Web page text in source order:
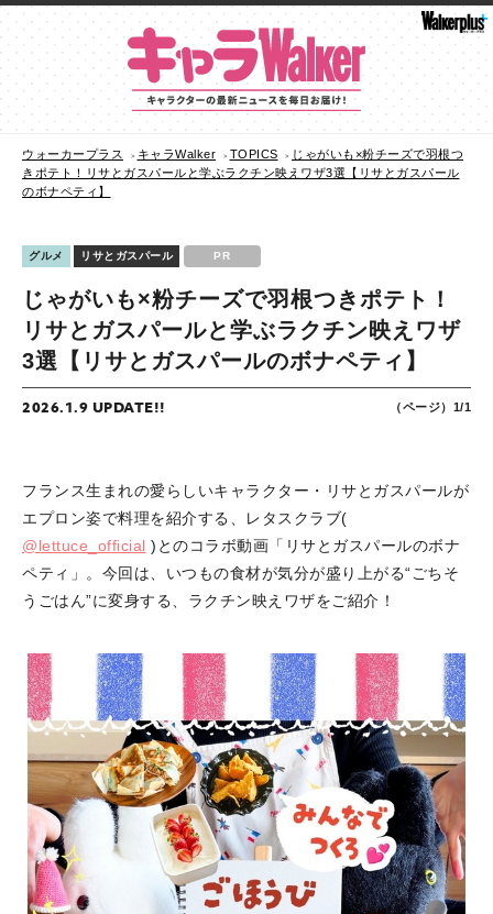
ウォーカープラス キャラWalker TOPICS
じゃがいも×粉チーズで羽根つ
きポテト！リサとガスパールと学ぶラクチン映えワザ3選【リサとガスパール
のボナペティ】
グルメ リサとガスパール PR
じゃがいも×粉チーズで羽根つきポテト！
リサとガスパールと学ぶラクチン映えワザ
3選【リサとガスパールのボナペティ】
2026.1.9 UPDATE!! （ページ）1/1
フランス生まれの愛らしいキャラクター・リサとガスパールが
エプロン姿で料理を紹介する、レタスクラブ(
@lettuce_official )とのコラボ動画「リサとガスパールのボナ
ペティ」。今回は、いつもの食材が気分が盛り上がる“ごちそ
うごはん”に変身する、ラクチン映えワザをご紹介！